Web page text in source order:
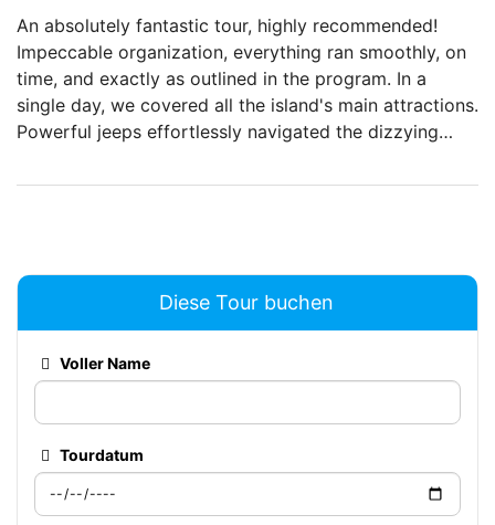
An absolutely fantastic tour, highly recommended!
Impeccable organization, everything ran smoothly, on
time, and exactly as outlined in the program. In a
single day, we covered all the island's main attractions.
Powerful jeeps effortlessly navigated the dizzying
which added an extra layer of excitement to the
splendid day!
Diese Tour buchen
Voller Name
Tourdatum